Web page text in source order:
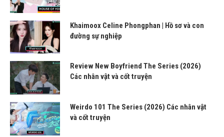
Khaimoox Celine Phongphan | Hồ sơ và con
đường sự nghiệp
Review New Boyfriend The Series (2026)
Các nhân vật và cốt truyện
Weirdo 101 The Series (2026) Các nhân vật
và cốt truyện